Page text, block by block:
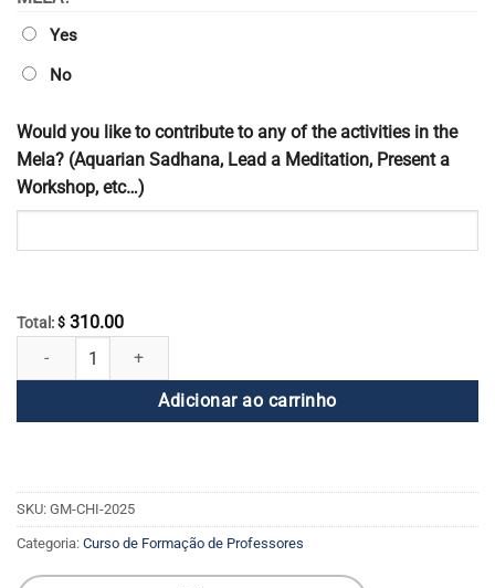
Yes
No
Would you like to contribute to any of the activities in the
Mela? (Aquarian Sadhana, Lead a Meditation, Present a
Workshop, etc…)
Total: $ 310.00
Registo do Global Chinese Mela quantidade
Adicionar ao carrinho
SKU: GM-CHI-2025
Categoria: Curso de Formação de Professores